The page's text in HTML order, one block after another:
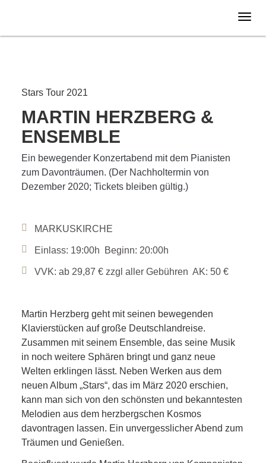
28.10.
Stars Tour 2021
MARTIN HERZBERG &
ENSEMBLE
Ein bewegender Konzertabend mit dem Pianisten
zum Davonträumen. (Der Nachholtermin von
Dezember 2020; Tickets bleiben gültig.)
MARKUSKIRCHE
Einlass: 19:00h Beginn: 20:00h
VVK: ab 29,87 € zzgl aller Gebühren AK: 50 €
Martin Herzberg geht mit seinen bewegenden
Klavierstücken auf große Deutschlandreise.
Zusammen mit seinem Ensemble, das seine Musik
in noch weitere Sphären bringt und ganz neue
Welten erklingen lässt. Neben Werken aus dem
neuen Album „Stars“, das im März 2020 erschien,
kann man sich von den schönsten und bekanntesten
Melodien aus dem herzbergschen Kosmos
davontragen lassen. Ein unvergesslicher Abend zum
Träumen und Genießen.